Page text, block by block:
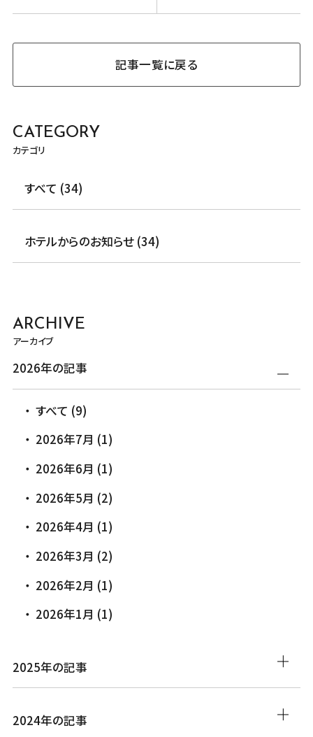
記事一覧に戻る
CATEGORY
カテゴリ
すべて (34)
ホテルからのお知らせ (34)
ARCHIVE
アーカイブ
2026年の記事
すべて (9)
2026年7月 (1)
2026年6月 (1)
2026年5月 (2)
2026年4月 (1)
2026年3月 (2)
2026年2月 (1)
2026年1月 (1)
2025年の記事
2024年の記事